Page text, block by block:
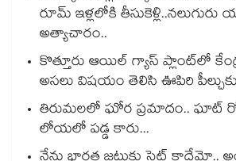
రూమ్ ఇళ్లలోకి తీసుకెళ్లి..నలుగురు
అత్యాచారం..
కొత్తూరు ఆయిల్ గ్యాస్⁪ ప్లాంట్⁫లో
అసలు విషయం తెలిసి ఊపిరి
తిరుమలలో ఘోర ప్రమాదం.. ఘాట్
లోయలో పడ్డ కారు...